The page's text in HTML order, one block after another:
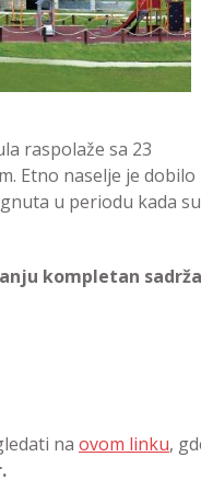
raspolaže sa 23
Etno naselje je dobilo
u periodu kada su
kompletan
na ovom linku,